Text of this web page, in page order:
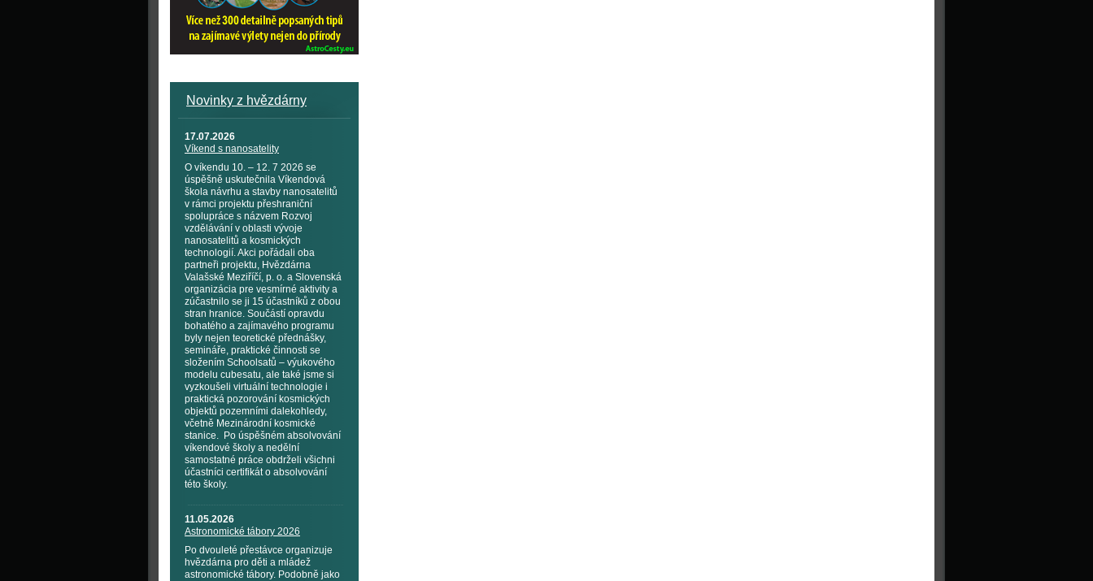
Novinky z hvězdárny
17.07.2026
Víkend s nanosatelity
O víkendu 10. – 12. 7 2026 se
úspěšně uskutečnila Víkendová
škola návrhu a stavby nanosatelitů
v rámci projektu přeshraniční
spolupráce s názvem Rozvoj
vzdělávání v oblasti vývoje
nanosatelitů a kosmických
technologií. Akci pořádali oba
partneři projektu, Hvězdárna
Valašské Meziříčí, p. o. a Slovenská
organizácia pre vesmírné aktivity a
zúčastnilo se ji 15 účastníků z obou
stran hranice. Součástí opravdu
bohatého a zajímavého programu
byly nejen teoretické přednášky,
semináře, praktické činnosti se
složením Schoolsatů – výukového
modelu cubesatu, ale také jsme si
vyzkoušeli virtuální technologie i
praktická pozorování kosmických
objektů pozemními dalekohledy,
včetně Mezinárodní kosmické
stanice. Po úspěšném absolvování
víkendové školy a nedělní
samostatné práce obdrželi všichni
účastníci certifikát o absolvování
této školy.
11.05.2026
Astronomické tábory 2026
Po dvouleté přestávce organizuje
hvězdárna pro děti a mládež
astronomické tábory. Podobně jako